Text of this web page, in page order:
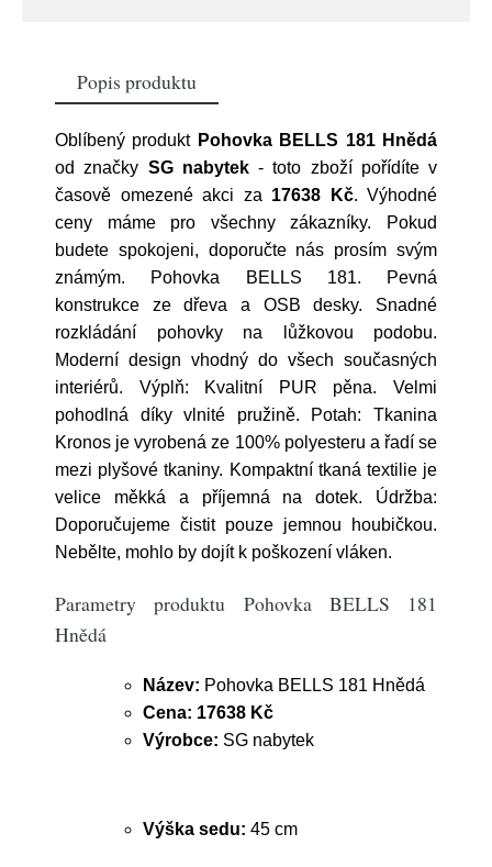
Popis produktu
Oblíbený produkt Pohovka BELLS 181 Hnědá
od značky SG nabytek- toto zboží pořídíte v
časově omezené akci za 17638 Kč. Výhodné
ceny máme pro všechny zákazníky. Pokud
budete spokojeni, doporučte nás prosím svým
známým. Pohovka BELLS 181. Pevná
konstrukce ze dřeva a OSB desky. Snadné
rozkládání pohovky na lůžkovou podobu.
Moderní design vhodný do všech současných
interiérů. Výplň: Kvalitní PUR pěna. Velmi
pohodlná díky vlnité pružině. Potah: Tkanina
Kronos je vyrobená ze 100% polyesteru a řadí se
mezi plyšové tkaniny. Kompaktní tkaná textilie je
velice měkká a příjemná na dotek. Údržba:
Doporučujeme čistit pouze jemnou houbičkou.
Nebělte, mohlo by dojít k poškození vláken.
Parametry produktu Pohovka BELLS 181
Hnědá
Název: Pohovka BELLS 181 Hnědá
Cena: 17638 Kč
Výrobce: SG nabytek
Výška sedu: 45 cm